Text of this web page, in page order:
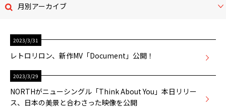
お問い合わせ
デモテープ
プライバシーポリシー
月別アーカイブ
2023/3/31
レトロリロン、新作MV「Document」公開！
2023/3/29
NORTHがニューシングル「Think About You」本日リリー
ス、日本の美景と合わさった映像を公開